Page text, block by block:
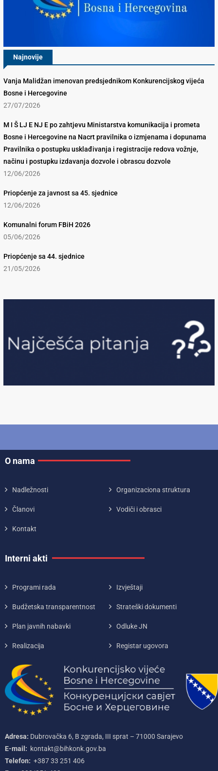
Najnovije
Vanja Malidžan imenovan predsjednikom Konkurencijskog vijeća
Bosne i Hercegovine
27/07/2026
M I Š LJ E NJ E po zahtjevu Ministarstva komunikacija i prometa
Bosne i Hercegovine na Nacrt pravilnika o izmjenama i dopunama
Pravilnika o postupku usklađivanja i registracije redova vožnje,
načinu i postupku izdavanja dozvole i obrascu dozvole
12/06/2026
Priopćenje za javnost sa 45. sjednice
12/06/2026
Komunalni forum FBiH 2026
05/06/2026
Priopćenje sa 44. sjednice
21/05/2026
O nama
Nadležnosti Organizaciona struktura
Članovi Vodiči i obrasci
Kontakt
Interni akti
Programi rada Izvještaji
Budžetska transparentnost Strateški dokumenti
Plan javnih nabavki Odluke JN
Realizacija Registar ugovora
Adresa: Dubrovačka 6, B zgrada, III sprat – 71000‌ Sarajevo
E-mail: kontakt@bihkonk.gov.ba
Telefon: +387‌ 33‌ 251‌ 406